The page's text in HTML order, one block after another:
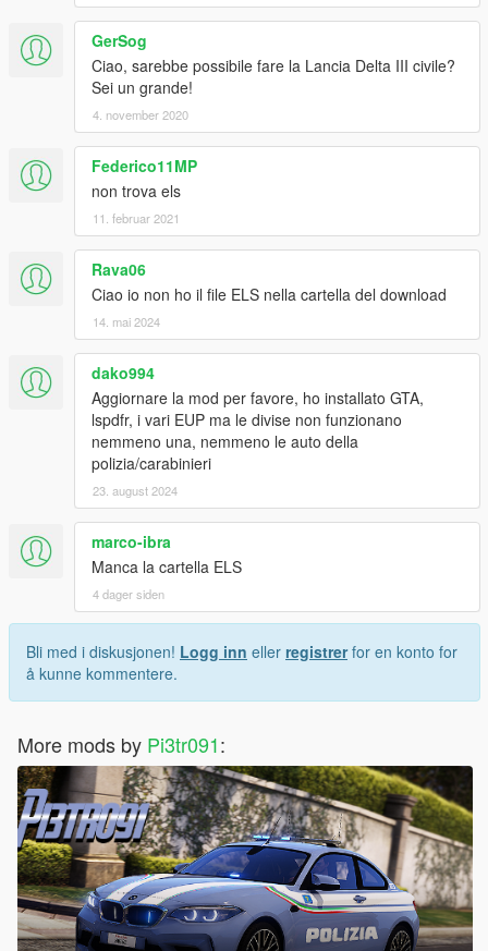
GerSog
Ciao, sarebbe possibile fare la Lancia Delta III civile?
Sei un grande!
4. november 2020
Federico11MP
non trova els
11. februar 2021
Rava06
Ciao io non ho il file ELS nella cartella del download
14. mai 2024
dako994
Aggiornare la mod per favore, ho installato GTA,
lspdfr, i vari EUP ma le divise non funzionano
nemmeno una, nemmeno le auto della
polizia/carabinieri
23. august 2024
marco-ibra
Manca la cartella ELS
4 dager siden
Bli med i diskusjonen! Logg inn eller registrerfor en konto for
å kunne kommentere.
More mods by Pi3tr091: